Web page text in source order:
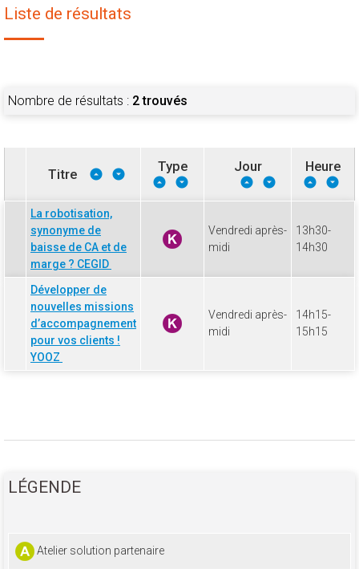
Liste de résultats
Nombre de résultats : 2 trouvés
Titre Type Jour Heure
La robotisation,
synonyme de
baisse de CA et de
marge ? CEGID
Vendredi après-
midi
13h30-
14h30
Développer de
nouvelles missions
d’accompagnement
pour vos clients !
YOOZ
Vendredi après-
midi
14h15-
15h15
LÉGENDE
Atelier solution partenaire